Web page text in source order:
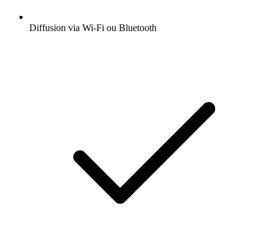
Diffusion via Wi-Fi ou Bluetooth